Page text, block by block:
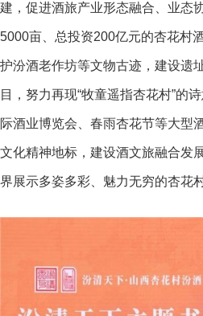
建，促进酒旅产业形态融合、业态
5000亩、总投资200亿元的杏花村
护汾酒老作坊等文物古迹，建设遗
目，努力再现“牧童遥指杏花村”的
际酒业博览会、春雨杏花节等大型
文化精神地标，建设酒文旅融合发
界展示多姿多彩、魅力无穷的杏花村